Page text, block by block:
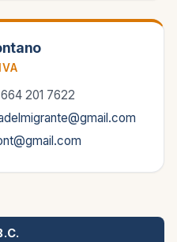
201 7622